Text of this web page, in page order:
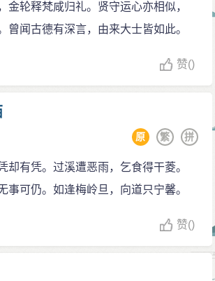
金轮释梵咸归礼。贤守运心亦相似，
曾闻古德有深言，由来大士皆如此。
赞()
拼
繁
原
却有凭。过溪遭恶雨，乞食得干菱。
事可仍。如逢梅岭旦，向道只宁馨。
赞()